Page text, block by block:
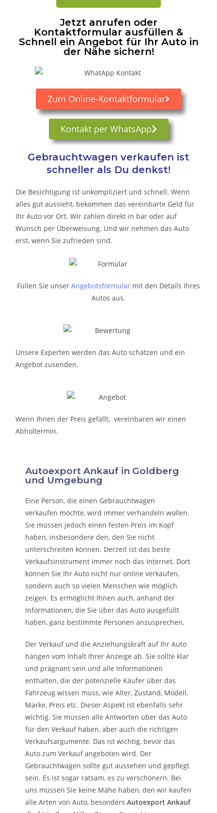
Jetzt anrufen oder
Kontaktformular ausfüllen &
Schnell ein Angebot für Ihr Auto in
der Nähe sichern!
Zum Online-Kontaktformular
Kontakt per WhatsApp
Gebrauchtwagen verkaufen ist
schneller als Du denkst!
Die Besichtigung ist unkompliziert und schnell. Wenn
alles gut aussieht, bekommen das vereinbarte Geld für
Ihr Auto vor Ort. Wir zahlen direkt in bar oder auf
Wunsch per Überweisung. Und wir nehmen das Auto
erst, wenn Sie zufrieden sind.
Füllen Sie unser Angebotsformular mit den Details Ihres
Autos aus.
Unsere Experten werden das Auto schätzen und ein
Angebot zusenden.
Wenn Ihnen der Preis gefällt, vereinbaren wir einen
Abholtermin.
Autoexport Ankauf in Goldberg
und Umgebung
Eine Person, die einen Gebrauchtwagen
verkaufen möchte, wird immer verhandeln wollen.
Sie müssen jedoch einen festen Preis im Kopf
haben, insbesondere den, den Sie nicht
unterschreiten können. Derzeit ist das beste
Verkaufsinstrument immer noch das Internet. Dort
können Sie Ihr Auto nicht nur online verkaufen,
sondern auch so vielen Menschen wie möglich
zeigen. Es ermöglicht Ihnen auch, anhand der
Informationen, die Sie über das Auto ausgefüllt
haben, ganz bestimmte Personen anzusprechen.
Der Verkauf und die Anziehungskraft auf Ihr Auto
hängen vom Inhalt Ihrer Anzeige ab. Sie sollte klar
und prägnant sein und alle Informationen
enthalten, die der potenzielle Käufer über das
Fahrzeug wissen muss, wie Alter, Zustand, Modell,
Marke, Preis etc. Dieser Aspekt ist ebenfalls sehr
wichtig. Sie müssen alle Antworten über das Auto
für den Verkauf haben, aber auch die richtigen
Verkaufsargumente. Das ist wichtig, bevor das
Auto zum Verkauf angeboten wird. Der
Gebrauchtwagen sollte gut aussehen und gepflegt
sein. Es ist sogar ratsam, es zu verschönern. Bei
uns müssen Sie keine Mähe haben, den wir kaufen
alle Arten von Auto, besondersAutoexport Ankauf